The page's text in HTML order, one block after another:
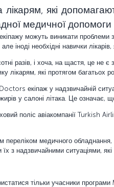
лікарям, які
медичної допомоги
екіпажу можуть виникати
іноді необхідні навички
разів, і хоча, на щастя, це
лікарям, які протягом
екіпаж у надзвичайній
у салоні літака. Це
поліс авіакомпанії Turkish
переліком медичного
їх з надзвичайними ситуаціями,
тільки учасники